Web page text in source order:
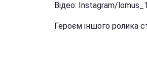
Відео: Instagram/
Героєм іншого ролика